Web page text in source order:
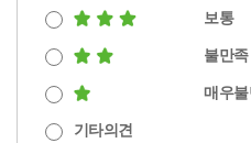
보통
불만족
매우
기타의견